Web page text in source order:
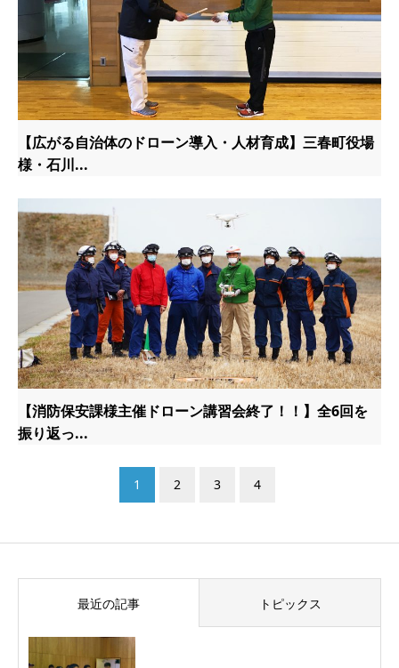
【広がる自治体のドローン導入・人材育成】三春町役場
様・石川...
【消防保安課様主催ドローン講習会終了！！】全6回を
振り返っ...
1 2 3 4
最近の記事 トピックス